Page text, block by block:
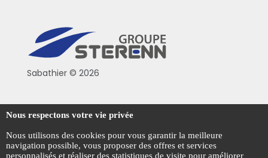
Sabathier © 2026
Politique de confidentialité
Conditions générales de vente
Mentions légales
Nous respectons votre vie privée
Nous utilisons des cookies pour vous garantir la meilleure
navigation possible, vous proposer des offres et services
personnalisés et réaliser des statistiques de visite pour améliorer